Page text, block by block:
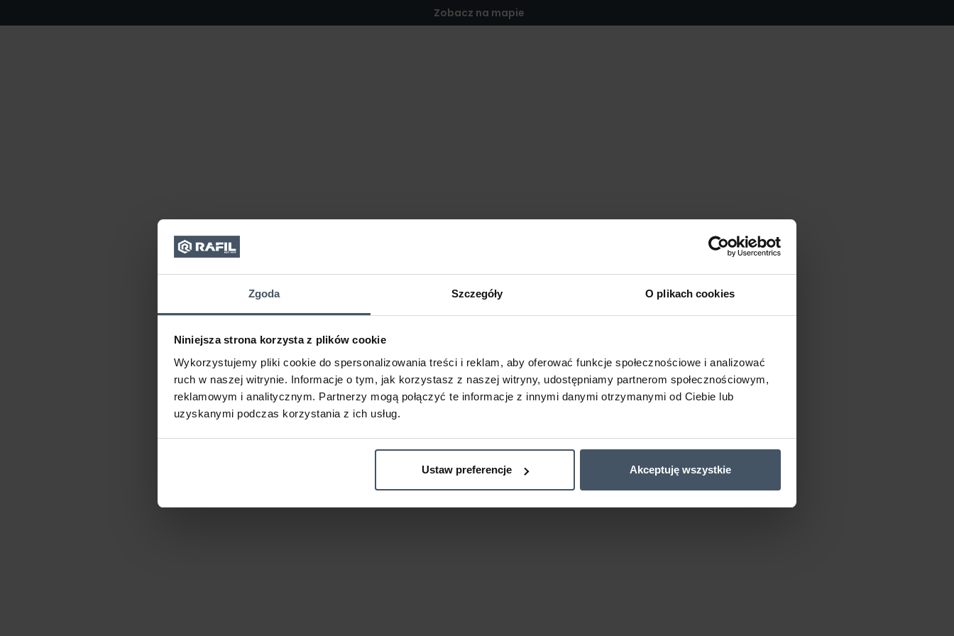
Zgoda Szczegóły O plikach cookies
Niniejsza strona korzysta z plików cookie
Wykorzystujemy pliki cookie do spersonalizowania treści i reklam, aby oferować funkcje społecznościowe i analizować
ruch w naszej witrynie. Informacje o tym, jak korzystasz z naszej witryny, udostępniamy partnerom społecznościowym,
reklamowym i analitycznym. Partnerzy mogą połączyć te informacje z innymi danymi otrzymanymi od Ciebie lub
uzyskanymi podczas korzystania z ich usług.
Ustaw preferencje Akceptuję wszystkie
Zobacz na mapie